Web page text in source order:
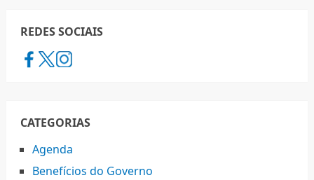
REDES SOCIAIS
CATEGORIAS
Agenda
Benefícios do Governo